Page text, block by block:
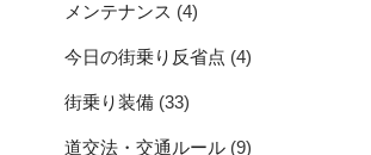
メンテナンス (4)
今日の街乗り反省点 (4)
街乗り装備 (33)
道交法・交通ルール (9)